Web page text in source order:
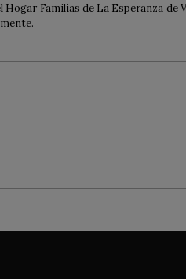
Familias de La Esperanza